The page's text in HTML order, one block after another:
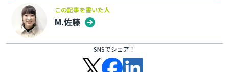
この記事を書いた人
M.佐藤
SNSでシェア！